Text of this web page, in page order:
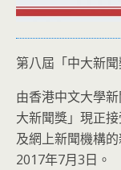
第八屆「中大新
由香港中文大學
大新聞獎」現正
及網上新聞機構
2017年7月3日。